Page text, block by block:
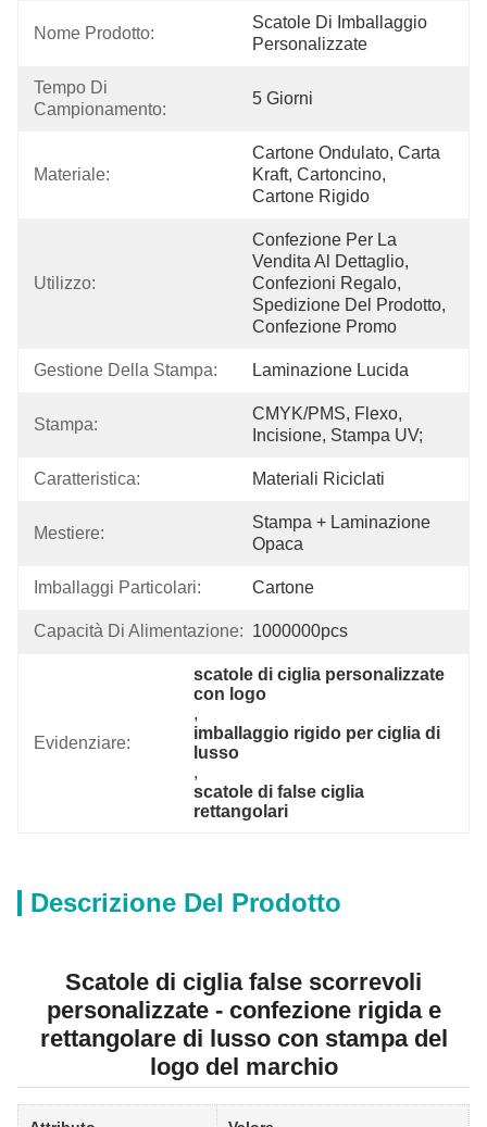
Nome Prodotto:
Scatole Di Imballaggio
Personalizzate
Tempo Di
Campionamento:
5 Giorni
Materiale:
Cartone Ondulato, Carta
Kraft, Cartoncino,
Cartone Rigido
Utilizzo:
Confezione Per La
Vendita Al Dettaglio,
Confezioni Regalo,
Spedizione Del Prodotto,
Confezione Promo
Gestione Della Stampa: Laminazione Lucida
Stampa:
CMYK/PMS, Flexo,
Incisione, Stampa UV;
Caratteristica: Materiali Riciclati
Mestiere:
Stampa + Laminazione
Opaca
Imballaggi Particolari: Cartone
Capacità Di Alimentazione: 1000000pcs
Evidenziare:
scatole di ciglia personalizzate
con logo
,
imballaggio rigido per ciglia di
lusso
,
scatole di false ciglia
rettangolari
Descrizione Del Prodotto
Scatole di ciglia false scorrevoli
personalizzate - confezione rigida e
rettangolare di lusso con stampa del
logo del marchio